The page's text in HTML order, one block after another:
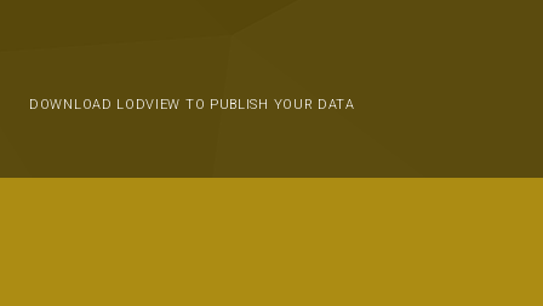
DOWNLOAD LODVIEW TO PUBLISH YOUR DATA